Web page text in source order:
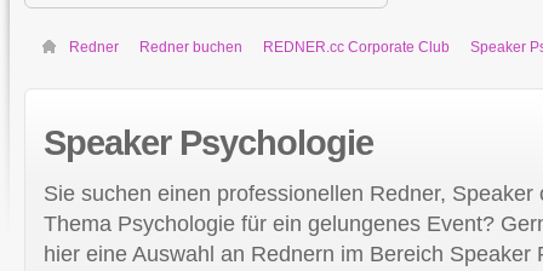
Redner Redner buchen REDNER.cc Corporate Club Speaker
SpeakerPsychologie
Sie suchen einen professionellen Redner, Speaker
Thema Psychologie für ein gelungenes Event?
hier eine Auswahl an Rednern im Bereich Speaker